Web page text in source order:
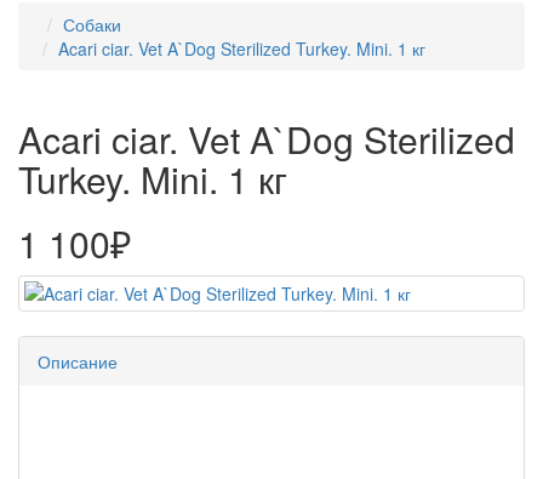
Собаки
Acari ciar. Vet A`Dog Sterilized Turkey. Mini. 1 кг
Acari ciar. Vet A`Dog Sterilized
Turkey. Mini. 1 кг
1 100₽
Описание